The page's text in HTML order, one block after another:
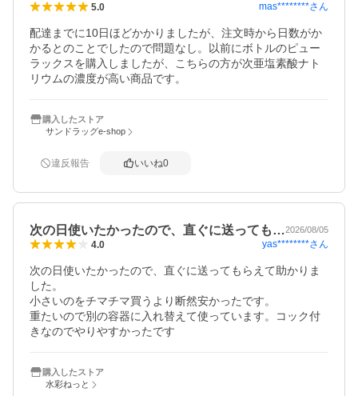
5.0 mas********さん
配達までに10日ほどかかりましたが、注文時から日数がか
かるとのことでしたので問題なし。以前にボトルのピュー
ラックスを購入しましたが、こちらの方が次亜塩素酸ナト
リウムの濃度が高い商品です。
購入したストア
サンドラッグe-shop
違反報告 いいね0
次の日使いたかったので、直ぐに送っても…2026/08/05
4.0 yas********さん
次の日使いたかったので、直ぐに送ってもらえて助かりま
した。
小さいのをチマチマ買うより断然安かったです。
重たいので別の容器に入れ替えて使っています。コック付
きなのでやりやすかったです
購入したストア
水彩ねっと